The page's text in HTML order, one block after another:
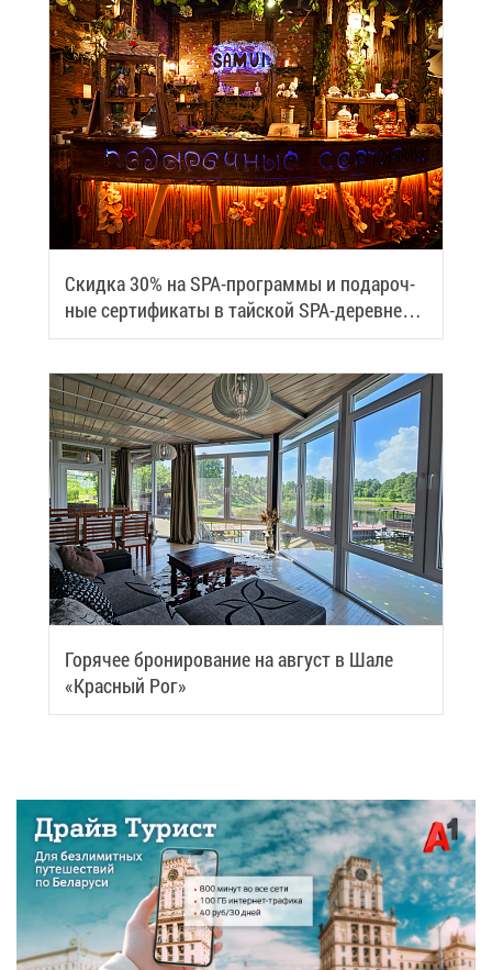
Скид­ка 30% на SPA-про­грам­мы и по­да­роч­
ные сер­ти­фи­ка­ты в тай­ской SPA-де­ревне
Samui
Го­ря­чее бро­ни­ро­ва­ние на ав­густ в Ша­ле
«Крас­ный Рог»